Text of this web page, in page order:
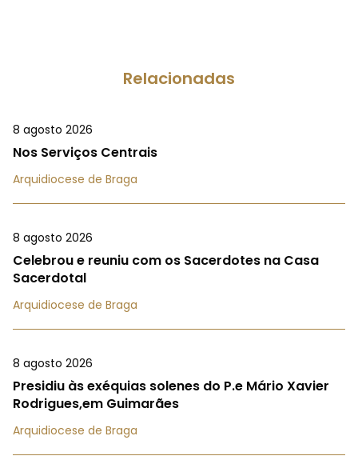
Relacionadas
8 agosto 2026
Nos Serviços Centrais
Arquidiocese de Braga
8 agosto 2026
Celebrou e reuniu com os Sacerdotes na Casa
Sacerdotal
Arquidiocese de Braga
8 agosto 2026
Presidiu às exéquias solenes do P.e Mário Xavier
Rodrigues,em Guimarães
Arquidiocese de Braga